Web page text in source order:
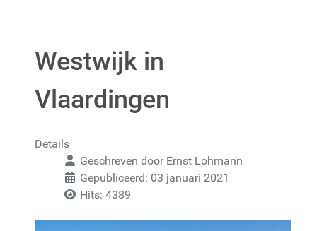
Westwijk in
Vlaardingen
Details
Geschreven door Ernst Lohmann
Gepubliceerd: 03 januari 2021
Hits: 4389